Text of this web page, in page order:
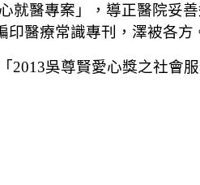
醫專案」，導正醫院妥
醫療常識專刊，澤被各方
2013吳尊賢愛心獎之社會